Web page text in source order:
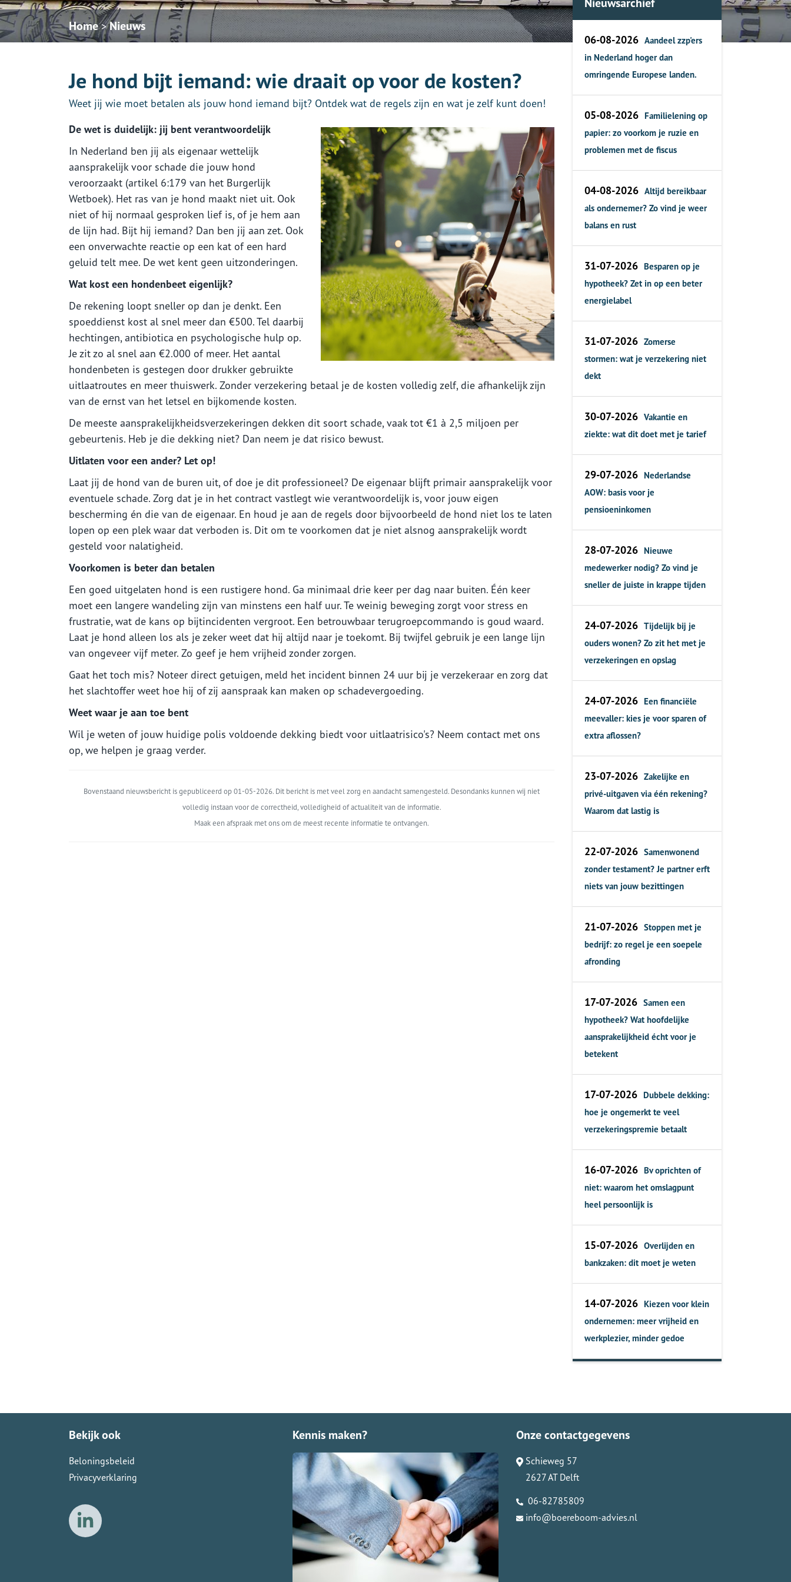
Home > Nieuws
Je hond bijt iemand: wie draait op voor de kosten?
Weet jij wie moet betalen als jouw hond iemand bijt? Ontdek wat de regels zijn en wat je zelf kunt doen!
De wet is duidelijk: jij bent verantwoordelijk
In Nederland ben jij als eigenaar wettelijk
aansprakelijk voor schade die jouw hond
veroorzaakt (artikel 6:179 van het Burgerlijk
Wetboek). Het ras van je hond maakt niet uit. Ook
niet of hij normaal gesproken lief is, of je hem aan
de lijn had. Bijt hij iemand? Dan ben jij aan zet. Ook
een onverwachte reactie op een kat of een hard
geluid telt mee. De wet kent geen uitzonderingen.
Wat kost een hondenbeet eigenlijk?
De rekening loopt sneller op dan je denkt. Een
spoeddienst kost al snel meer dan €500. Tel daarbij
hechtingen, antibiotica en psychologische hulp op.
Je zit zo al snel aan €2.000 of meer. Het aantal
hondenbeten is gestegen door drukker gebruikte
uitlaatroutes en meer thuiswerk. Zonder verzekering betaal je de kosten volledig zelf, die afhankelijk zijn
van de ernst van het letsel en bijkomende kosten.
De meeste aansprakelijkheidsverzekeringen dekken dit soort schade, vaak tot €1 à 2,5 miljoen per
gebeurtenis. Heb je die dekking niet? Dan neem je dat risico bewust.
Uitlaten voor een ander? Let op!
Laat jij de hond van de buren uit, of doe je dit professioneel? De eigenaar blijft primair aansprakelijk voor
eventuele schade. Zorg dat je in het contract vastlegt wie verantwoordelijk is, voor jouw eigen
bescherming én die van de eigenaar. En houd je aan de regels door bijvoorbeeld de hond niet los te laten
lopen op een plek waar dat verboden is. Dit om te voorkomen dat je niet alsnog aansprakelijk wordt
gesteld voor nalatigheid.
Voorkomen is beter dan betalen
Een goed uitgelaten hond is een rustigere hond. Ga minimaal drie keer per dag naar buiten. Één keer
moet een langere wandeling zijn van minstens een half uur. Te weinig beweging zorgt voor stress en
frustratie, wat de kans op bijtincidenten vergroot. Een betrouwbaar terugroepcommando is goud waard.
Laat je hond alleen los als je zeker weet dat hij altijd naar je toekomt. Bij twijfel gebruik je een lange lijn
van ongeveer vijf meter. Zo geef je hem vrijheid zonder zorgen.
Gaat het toch mis? Noteer direct getuigen, meld het incident binnen 24 uur bij je verzekeraar en zorg dat
het slachtoffer weet hoe hij of zij aanspraak kan maken op schadevergoeding.
Weet waar je aan toe bent
Wil je weten of jouw huidige polis voldoende dekking biedt voor uitlaatrisico's? Neem contact met ons
op, we helpen je graag verder.
Bovenstaand nieuwsbericht is gepubliceerd op 01-05-2026. Dit bericht is met veel zorg en aandacht samengesteld. Desondanks kunnen wij niet
volledig instaan voor de correctheid, volledigheid of actualiteit van de informatie.
Maak een afspraak met ons om de meest recente informatie te ontvangen.
06-08-2026 Aandeel zzp'ers
in Nederland hoger dan
omringende Europese landen.
05-08-2026 Familielening op
papier: zo voorkom je ruzie en
problemen met de fiscus
04-08-2026 Altijd bereikbaar
als ondernemer? Zo vind je weer
balans en rust
31-07-2026 Besparen op je
hypotheek? Zet in op een beter
energielabel
31-07-2026 Zomerse
stormen: wat je verzekering niet
dekt
30-07-2026 Vakantie en
ziekte: wat dit doet met je tarief
29-07-2026 Nederlandse
AOW: basis voor je
pensioeninkomen
28-07-2026 Nieuwe
medewerker nodig? Zo vind je
sneller de juiste in krappe tijden
24-07-2026 Tijdelijk bij je
ouders wonen? Zo zit het met je
verzekeringen en opslag
24-07-2026 Een financiële
meevaller: kies je voor sparen of
extra aflossen?
23-07-2026 Zakelijke en
privé-uitgaven via één rekening?
Waarom dat lastig is
22-07-2026 Samenwonend
zonder testament? Je partner erft
niets van jouw bezittingen
21-07-2026 Stoppen met je
bedrijf: zo regel je een soepele
afronding
17-07-2026 Samen een
hypotheek? Wat hoofdelijke
aansprakelijkheid écht voor je
betekent
17-07-2026 Dubbele dekking:
hoe je ongemerkt te veel
verzekeringspremie betaalt
16-07-2026 Bv oprichten of
niet: waarom het omslagpunt
heel persoonlijk is
15-07-2026 Overlijden en
bankzaken: dit moet je weten
14-07-2026 Kiezen voor klein
ondernemen: meer vrijheid en
werkplezier, minder gedoe
Bekijk ook
Beloningsbeleid
Privacyverklaring
Kennis maken? Onze contactgegevens
Schieweg 57
2627 AT Delft
06-82785809
info@boereboom-advies.nl